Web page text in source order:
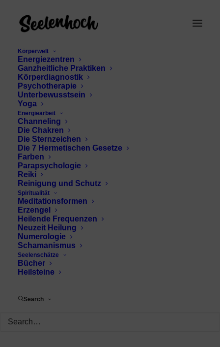
Körperwelt
Energiezentren
Ganzheitliche Praktiken
Körperdiagnostik
Psychotherapie
Unterbewusstsein
Yoga
Energiearbeit
Channeling
Die Chakren
Die Sternzeichen
Die 7 Hermetischen Gesetze
Farben
Parapsychologie
Reiki
Reinigung und Schutz
Spiritualität
Meditationsformen
Erzengel
Heilende Frequenzen
Neuzeit Heilung
Numerologie
Schamanismus
Seelenschätze
Bücher
Heilsteine
Search
Informationen